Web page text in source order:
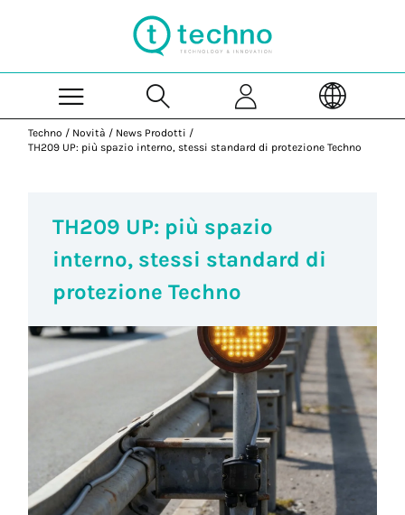
Techno / Novità / News Prodotti /
TH209 UP: più spazio interno, stessi standard di protezione Techno
TH209 UP: più spazio
interno, stessi standard di
protezione Techno